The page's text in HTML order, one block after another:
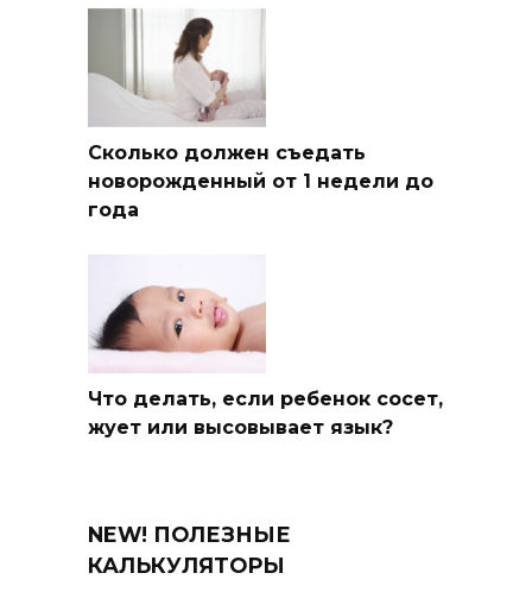
Сколько должен съедать
новорожденный от 1 недели до
года
Что делать, если ребенок сосет,
жует или высовывает язык?
NEW! ПОЛЕЗНЫЕ
КАЛЬКУЛЯТОРЫ